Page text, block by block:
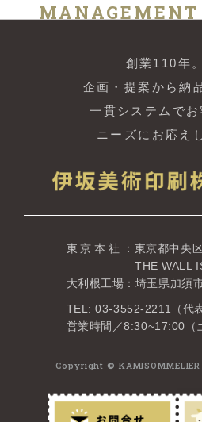
創業110年。
企画・提案から納
一貫システムでお
ニーズにお応え
東京本社
：東京都中央
THE WALL
大利根工場：埼玉県加須
TEL: 03-3552-2211（代表
営業時間／8:30~17:00（
Copyright ©